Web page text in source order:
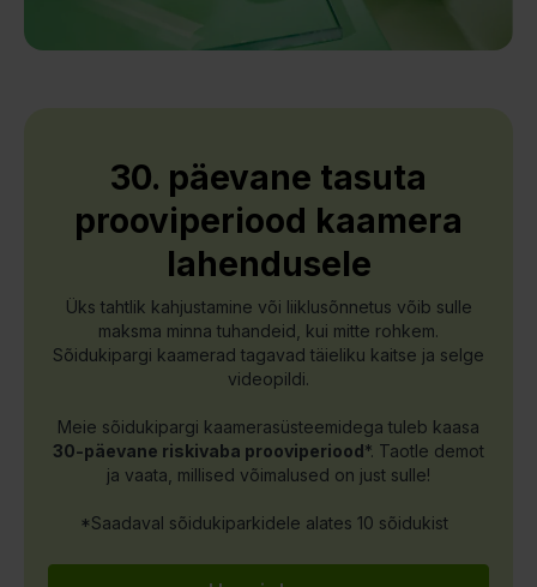
30. päevane tasuta
prooviperiood kaamera
lahendusele
Üks tahtlik kahjustamine või liiklusõnnetus võib sulle
maksma minna tuhandeid, kui mitte rohkem.
Sõidukipargi kaamerad tagavad täieliku kaitse ja selge
videopildi.
Meie sõidukipargi kaamerasüsteemidega tuleb kaasa
30-päevane riskivaba prooviperiood*. Taotle demot
ja vaata, millised võimalused on just sulle!
*Saadaval sõidukiparkidele alates 10 sõidukist